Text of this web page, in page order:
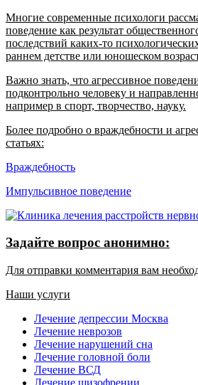
Многие современные психологи
поведение как результат
последствий каких-то
раннем детстве или юношеском
Важно знать, что агрессивное
подконтрольно человеку и
например в спорт, творчество, науку.
Более подробно о враждебности и
статьях:
Враждебность
Импульсивное поведение
Задайте вопрос анонимно:
Для отправки комментария вам
Наши услуги
Лечение депрессии Москва
Лечение неврозов
Лечение нарушений сна
Лечение головной боли
Лечение ВСД